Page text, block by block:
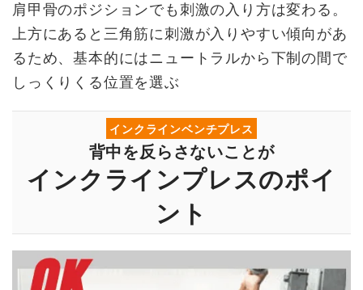
肩甲骨のポジションでも刺激の入り方は変わる。
上方にあると三角筋に刺激が入りやすい傾向があ
るため、基本的にはニュートラルから下制の間で
しっくりくる位置を選ぶ
インクラインベンチプレス
背中を反らさないことが
インクラインプレスのポイ
ント